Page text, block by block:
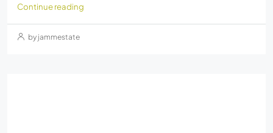
Continue reading
by jammestate